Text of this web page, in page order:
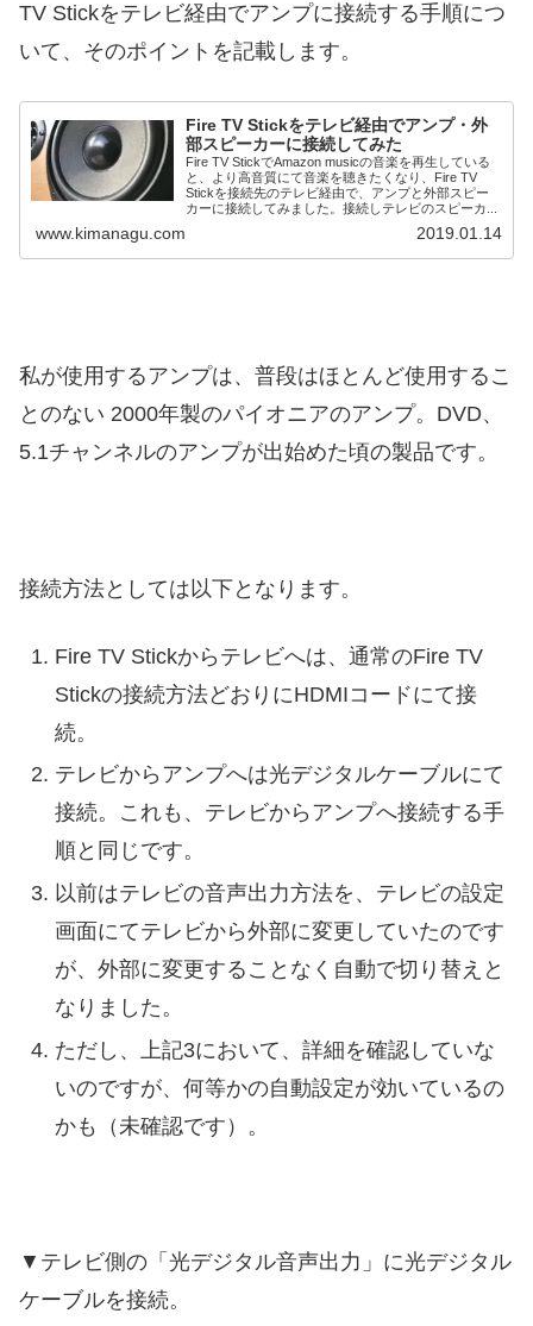
TV Stickをテレビ経由でアンプに接続する手順につ
いて、そのポイントを記載します。
Fire TV Stickをテレビ経由でアンプ・外
部スピーカーに接続してみた
Fire TV StickでAmazon musicの音楽を再生している
と、より高音質にて音楽を聴きたくなり、Fire TV
Stickを接続先のテレビ経由で、アンプと外部スピー
カーに接続してみました。接続しテレビのスピーカ...
www.kimanagu.com 2019.01.14
私が使用するアンプは、普段はほとんど使用するこ
とのない 2000年製のパイオニアのアンプ。DVD、
5.1チャンネルのアンプが出始めた頃の製品です。
接続方法としては以下となります。
Fire TV Stickからテレビへは、通常のFire TV
Stickの接続方法どおりにHDMIコードにて接
続。
テレビからアンプへは光デジタルケーブルにて
接続。これも、テレビからアンプへ接続する手
順と同じです。
以前はテレビの音声出力方法を、テレビの設定
画面にてテレビから外部に変更していたのです
が、外部に変更することなく自動で切り替えと
なりました。
ただし、上記3において、詳細を確認していな
いのですが、何等かの自動設定が効いているの
かも（未確認です）。
▼テレビ側の「光デジタル音声出力」に光デジタル
ケーブルを接続。